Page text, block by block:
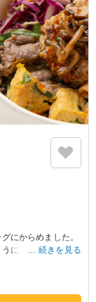
にからめました。
に工夫してありま
続きを見る